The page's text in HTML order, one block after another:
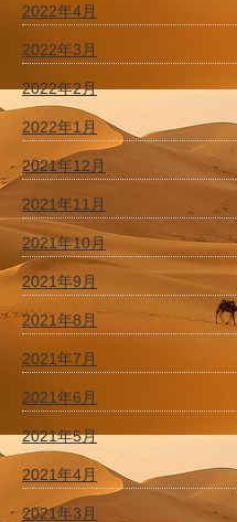
2022年4月
2022年3月
2022年2月
2022年1月
2021年12月
2021年11月
2021年10月
2021年9月
2021年8月
2021年7月
2021年6月
2021年5月
2021年4月
2021年3月